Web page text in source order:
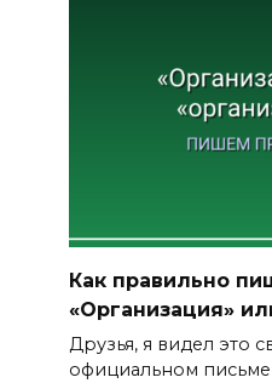
Как правильно
«Организация»
Друзья, я видел это
официальном письме